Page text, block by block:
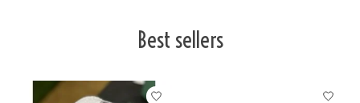
Best sellers
Items van productcarrousel